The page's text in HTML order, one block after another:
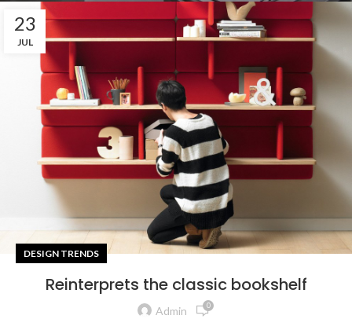
23
JUL
DESIGN TRENDS
Reinterprets the classic bookshelf
Admin 0